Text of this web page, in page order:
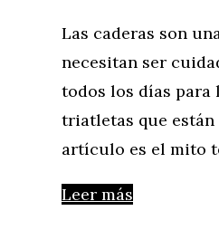
Las caderas son
necesitan ser
todos los días para
triatletas que están
artículo es el mito
Leer más